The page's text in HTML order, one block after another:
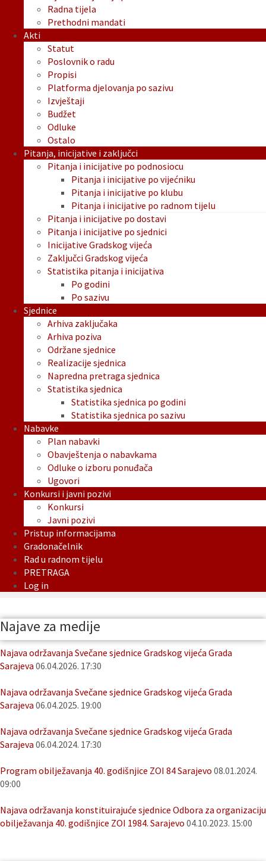
Radna tijela
Prethodni mandati
Akti
Statut
Poslovnik o radu
Propisi
Platforma djelovanja po sazivu
Izvještaji
Budžet
Odluke
Ostalo
Pitanja, inicijative i zaključci
Pitanja i inicijative po podnosiocu
Pitanja i inicijative po vijećniku
Pitanja i inicijative po klubu
Pitanja i inicijative po radnom tijelu
Pitanja i inicijative po dostavi
Pitanja i inicijative po sjednici
Inicijative Gradskog vijeća
Zaključci Gradskog vijeća
Statistika pitanja i inicijativa
Po godini
Po sazivu
Sjednice
Arhiva zaključaka
Arhiva poziva
Održane sjednice
Realizacije sjednica
Napredna pretraga sjednica
Statistika sjednica
Statistika sjednica po godini
Statistika sjednica po sazivu
Nabavke
Plan nabavki
Obavještenja o nabavkama
Odluke o izboru ponuđača
Ugovori
Konkursi i javni pozivi
Konkursi
Javni pozivi
Pristup informacijama
Gradonačelnik
Rad u radnom tijelu
PRETRAGA
Log in
Najave za medije
Najava održavanja Svečane sjednice Gradskog vijeća Grada
Sarajeva 06.04.2026. 17:30
Najava održavanja Svečane sjednice Gradskog vijeća Grada
Sarajeva 06.04.2025. 19:00
Najava održavanja Svečane sjednice Gradskog vijeća Grada
Sarajeva 06.04.2024. 17:30
Program obilježavanja 40. godišnjice ZOI 84 Sarajevo 08.01.2024.
09:00
Najava održavanja konstituirajuće sjednice Odbora za organizaciju
obilježavanja 40. godišnjice ZOI 1984. Sarajevo 04.10.2023. 15:00